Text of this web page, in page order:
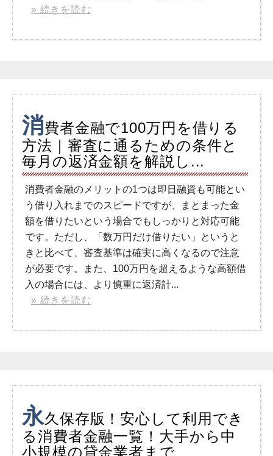
» 続きを読む
消費者金融で100万円を借りる
方法｜審査に通るための条件と
毎月の返済金額を解説し...
消費者金融のメリットの1つは即日融資も可能とい
う借り入れまでのスピードですが、まとまった金
額を借りたいという場合でもしっかりと対応可能
です。ただし、「数万円だけ借りたい」というと
きと比べて、審査基準は確実に高くなるので注意
が必要です。また、100万円を超えるような高額借
入の場合には、より慎重に返済計...
» 続きを読む
永久保存版！安心して利用でき
る消費者金融一覧！大手から中
小規模の貸金業者まで